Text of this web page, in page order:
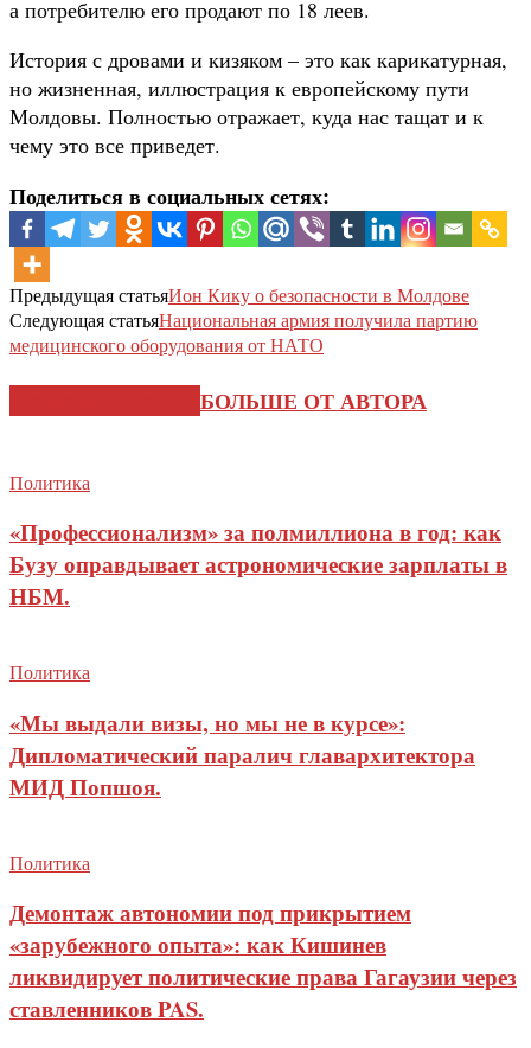
а потребителю его продают по 18 леев.
История с дровами и кизяком – это как карикатурная,
но жизненная, иллюстрация к европейскому пути
Молдовы. Полностью отражает, куда нас тащат и к
чему это все приведет.
Поделиться в социальных сетях:
Предыдущая статьяИон Кику о безопасности в Молдове
Следующая статьяНациональная армия получила партию
медицинского оборудования от НАТО
БОЛЬШЕ ОТ АВТОРА
Политика
«Профессионализм» за полмиллиона в год: как
Бузу оправдывает астрономические зарплаты в
НБМ.
Политика
«Мы выдали визы, но мы не в курсе»:
Дипломатический паралич главархитектора
МИД Попшоя.
Политика
Демонтаж автономии под прикрытием
«зарубежного опыта»: как Кишинев
ликвидирует политические права Гагаузии через
ставленников PAS.